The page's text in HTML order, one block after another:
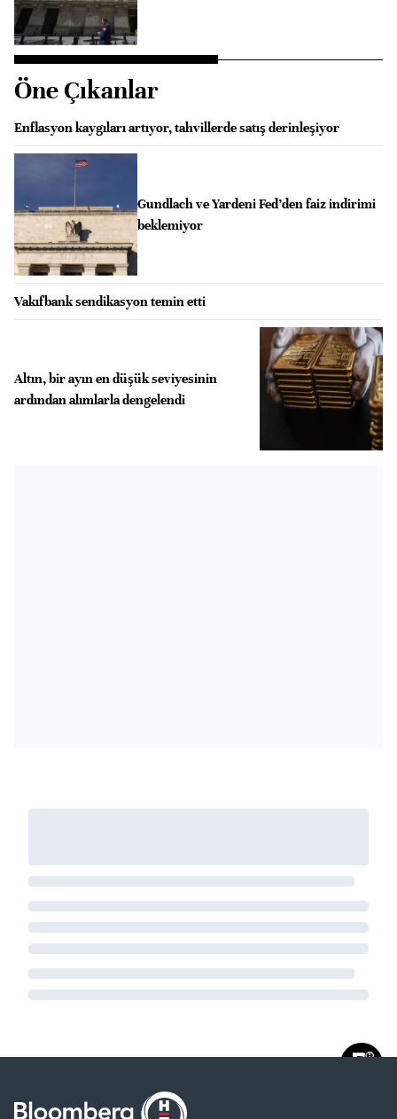
Öne Çıkanlar
Enflasyon kaygıları artıyor, tahvillerde satış derinleşiyor
Gundlach ve Yardeni Fed’den faiz indirimi
beklemiyor
Vakıfbank sendikasyon temin etti
Altın, bir ayın en düşük seviyesinin
ardından alımlarla dengelendi